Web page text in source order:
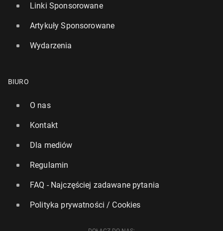
Linki Sponsorowane
Artykuły Sponsorowane
Wydarzenia
BIURO
O nas
Kontakt
Dla mediów
Regulamin
FAQ - Najczęściej zadawane pytania
Polityka prywatności / Cookies